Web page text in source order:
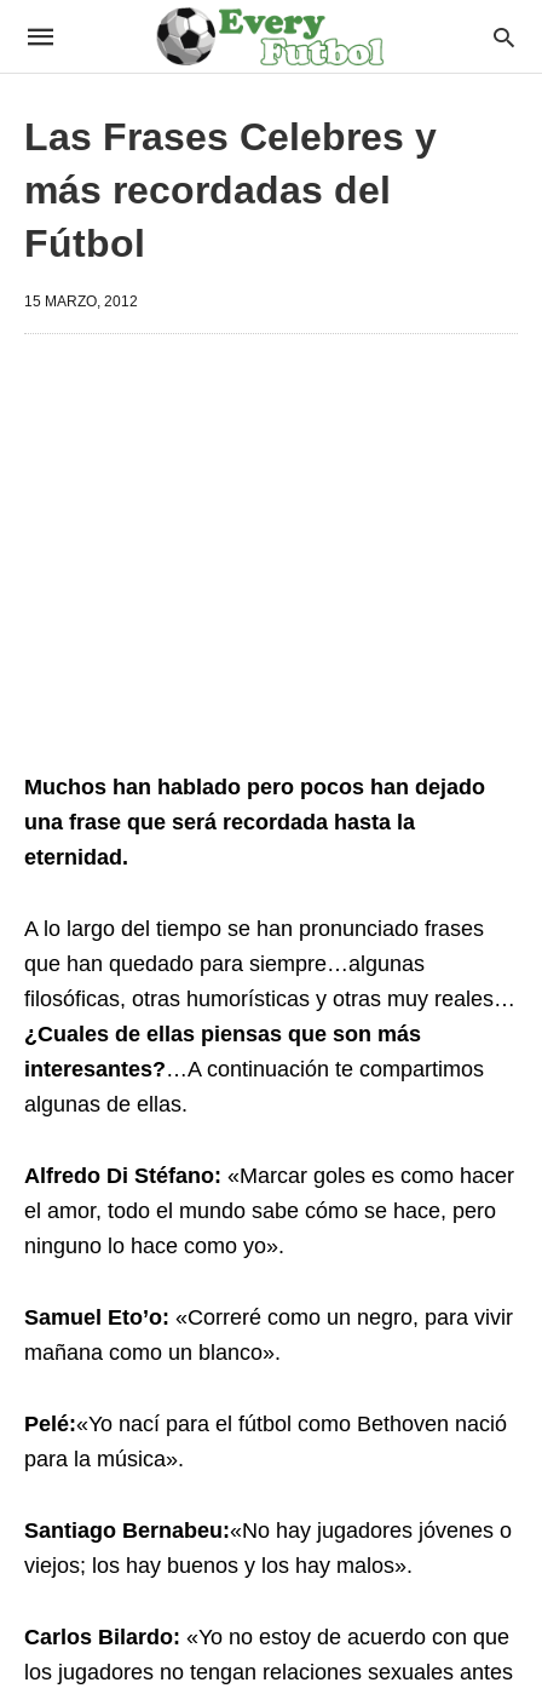
Las Frases Celebres y
más recordadas del
Fútbol
15 MARZO, 2012
Muchos han hablado pero pocos han dejado
una frase que será recordada hasta la
eternidad.
A lo largo del tiempo se han pronunciado frases
que han quedado para siempre…algunas
filosóficas, otras humorísticas y otras muy reales…
¿Cuales de ellas piensas que son más
interesantes?…A continuación te compartimos
algunas de ellas.
Alfredo Di Stéfano: «Marcar goles es como hacer
el amor, todo el mundo sabe cómo se hace, pero
ninguno lo hace como yo».
Samuel Eto’o: «Correré como un negro, para vivir
mañana como un blanco».
Pelé:«Yo nací para el fútbol como Bethoven nació
para la música».
Santiago Bernabeu:«No hay jugadores jóvenes o
viejos; los hay buenos y los hay malos».
Carlos Bilardo: «Yo no estoy de acuerdo con que
los jugadores no tengan relaciones sexuales antes